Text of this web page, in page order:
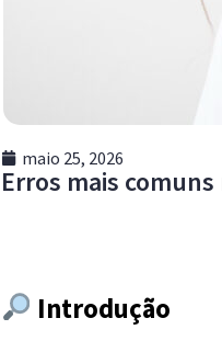
maio 25, 2026
Erros mais
Introdução